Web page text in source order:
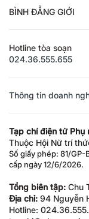
BÌNH ĐẲNG GIỚI
Hotline tòa soạn
024.36.555.655
Thông tin doanh
Tạp chí điện tử Phụ
Thuộc Hội Nữ trí
Số giấy phép: 81/GP-
cấp ngày 12/6/2026.
Tổng biên tập: Chu
Địa chỉ: 94 Nguyễn
Hotline: